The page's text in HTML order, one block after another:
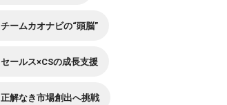
チームカオナビの“頭脳”
セールス×CSの成長支援
正解なき市場創出へ挑戦